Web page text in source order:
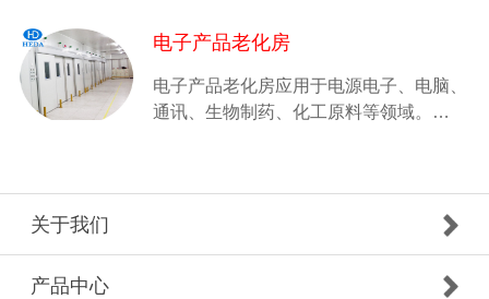
电子产品老化房
电子产品老化房应用于电源电子、电脑、
通讯、生物制药、化工原料等领域。…
关于我们
产品中心